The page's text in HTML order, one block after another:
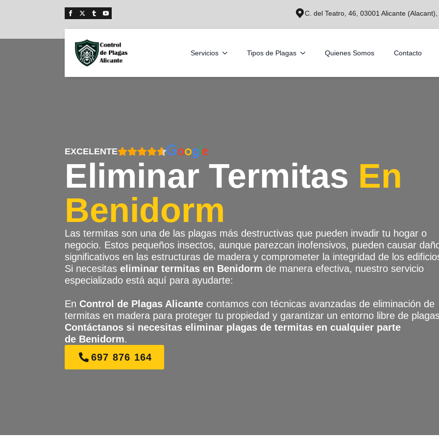
C. del Teatro, 46, 03001 Alicante
Servicios Tipos de Plagas Quienes Somos Contacto
EXCELENTE
Eliminar Termitas En
Benidorm
Las termitas son una de las plagas más destructivas que pueden invadir tu hogar o
negocio. Estos pequeños insectos, aunque parezcan inofensivos, pueden causar
significativos en las estructuras de madera y comprometer la integridad de los
Si necesitas eliminar termitas en Benidorm de manera efectiva, nuestro servicio
especializado está aquí para ayudarte:
En Control de Plagas Alicante contamos con técnicas avanzadas de eliminación de
termitas en madera para proteger tu propiedad y garantizar un entorno libre de
Contáctanos si necesitas eliminar plagas de termitas en cualquier parte
de Benidorm.
697 876 164